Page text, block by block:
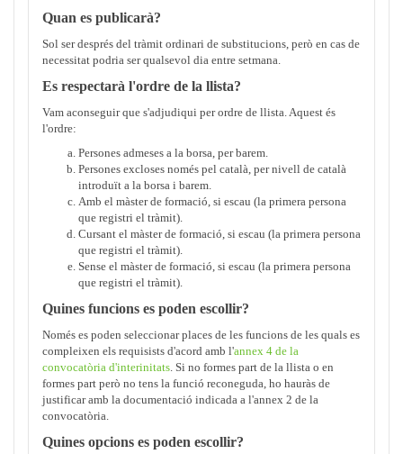
Quan es publicarà?
Sol ser després del tràmit ordinari de substitucions, però en cas de
necessitat podria ser qualsevol dia entre setmana.
Es respectarà l'ordre de la llista?
Vam aconseguir que s'adjudiqui per ordre de llista. Aquest és
l'ordre:
Persones admeses a la borsa, per barem.
Persones excloses només pel català, per nivell de català
introduït a la borsa i barem.
Amb el màster de formació, si escau (la primera persona
que registri el tràmit).
Cursant el màster de formació, si escau (la primera persona
que registri el tràmit).
Sense el màster de formació, si escau (la primera persona
que registri el tràmit).
Quines funcions es poden escollir?
Només es poden seleccionar places de les funcions de les quals es
compleixen els requisists d'acord amb l'annex 4 de la
convocatòria d'interinitats. Si no formes part de la llista o en
formes part però no tens la funció reconeguda, ho hauràs de
justificar amb la documentació indicada a l'annex 2 de la
convocatòria.
Quines opcions es poden escollir?